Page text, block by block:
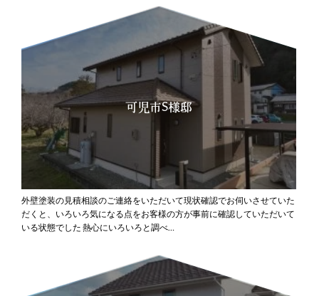
可児市S様邸
外壁塗装の見積相談のご連絡をいただいて現状確認でお伺いさせていた
だくと、いろいろ気になる点をお客様の方が事前に確認していただいて
いる状態でした 熱心にいろいろと調べ…